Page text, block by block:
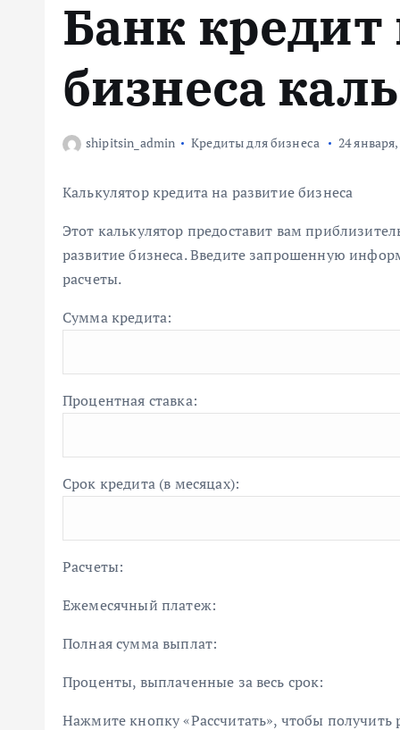
Банк кредит
бизнеса
shipitsin_admin Кредиты для бизнеса 24
Калькулятор кредита на развитие бизнеса
Этот калькулятор предоставит вам
развитие бизнеса. Введите запрошенную
расчеты.
Сумма кредита:
Процентная ставка:
Срок кредита (в месяцах):
Расчеты:
Ежемесячный платеж:
Полная сумма выплат:
Проценты, выплаченные за весь срок:
Нажмите кнопку «Рассчитать», чтобы получить